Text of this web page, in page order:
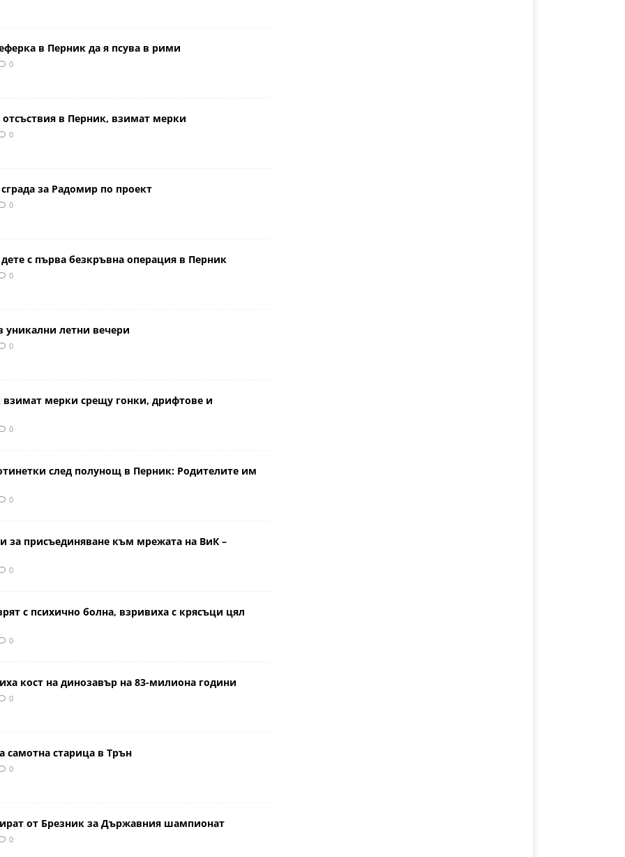
в Перник да я псува в рими
0
в Перник, взимат мерки
0
за Радомир по проект
0
с първа безкръвна операция в Перник
0
летни вечери
0
мерки срещу гонки, дрифтове и
0
след полунощ в Перник: Родителите им
0
за присъединяване към мрежата на ВиК –
0
с психично болна, взривиха с крясъци цял
0
кост на динозавър на 83-милиона години
0
самотна старица в Трън
0
от Брезник за Държавния шампионат
0